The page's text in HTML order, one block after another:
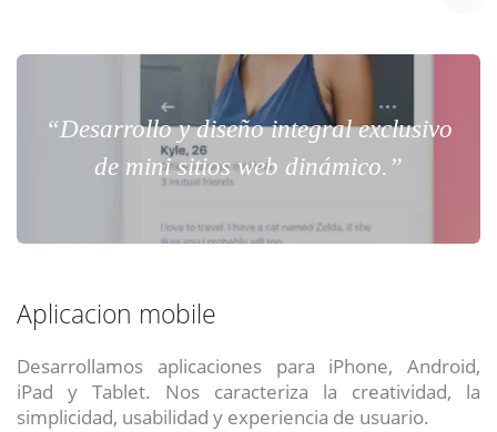
“Desarrollo y diseño integral exclusivo
de mini sitios web dinámico.”
Aplicacion mobile
Desarrollamos aplicaciones para iPhone, Android,
iPad y Tablet. Nos caracteriza la creatividad, la
simplicidad, usabilidad y experiencia de usuario.